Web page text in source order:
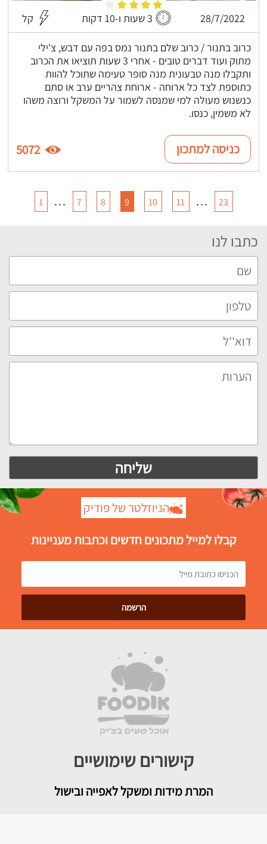
28/7/2022 3 שעות ו-10 דקות קל
כרוב בתנור / כרוב שלם בתנור נמס בפה עם דבש, צ'ילי
מתוק ועוד דברים טובים - אחרי 3 שעות תוציאו את הכרוב
ותקבלו מנה טבעונית מנה סופר טעימה שתוכל להוות
כתוספת לצד כל ארוחה - ארוחת צהריים ערב או סתם
כנשנוש מעולה למי שמנסה לשמור על המשקל ורוצה משהו
לא משמין, כנסו.
כניסה למתכון 5072
1 … 7 8 9 10 11 … 23
כתבו לנו
הניוזלטר של פודיק
קבלו למייל מתכונים חדשים וכתבות מעניינות
קישורים שימושיים
המרת מידות ומשקל לאפייה ובישול